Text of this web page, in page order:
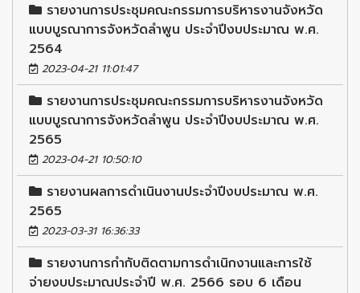
รายงานการประชุมคณะกรรมการบริหารงานจังหวัด
แบบบูรณาการจังหวัดลำพูน ประจำปีงบประมาณ พ.ศ.
2564
2023-04-21 11:01:47
รายงานการประชุมคณะกรรมการบริหารงานจังหวัด
แบบบูรณาการจังหวัดลำพูน ประจำปีงบประมาณ พ.ศ.
2565
2023-04-21 10:50:10
รายงานผลการดำเนินงานประจำปีงบประมาณ พ.ศ.
2565
2023-03-31 16:36:33
รายงานการกำกับติดตามการดำเนิกงานและการใช้
จ่ายงบประมาณประจำปี พ.ศ. 2566 รอบ 6 เดือน